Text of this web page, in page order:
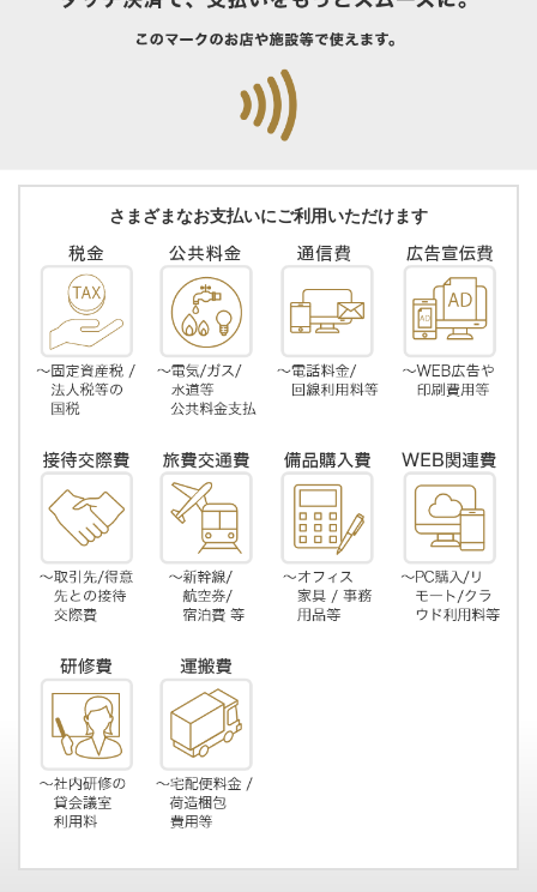
さまざまなお支払いにご利用いただけます